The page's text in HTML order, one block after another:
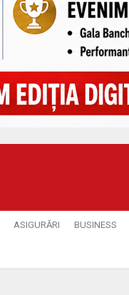
ASIGURĂRI BUSINESS